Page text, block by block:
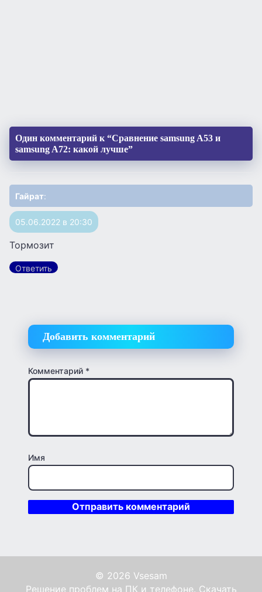
Один комментарий к “Сравнение samsung A53 и
samsung A72: какой лучше”
Гайрат:
05.06.2022 в 20:30
Тормозит
Ответить
Добавить комментарий
Комментарий *
Имя
© 2026 Vsesam
Решение проблем на ПК и телефоне. Скачать